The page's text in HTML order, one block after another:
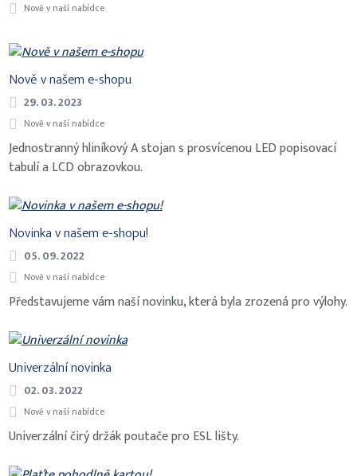
Nově v naší nabídce
Nově v našem e-shopu
29. 03. 2023
Nově v naší nabídce
Jednostranný hliníkový A stojan s prosvícenou LED popisovací
tabulí a LCD obrazovkou.
Novinka v našem e-shopu!
05. 09. 2022
Nově v naší nabídce
Představujeme vám naší novinku, která byla zrozená pro výlohy.
Univerzální novinka
02. 03. 2022
Nově v naší nabídce
Univerzální čirý držák poutače pro ESL lišty.